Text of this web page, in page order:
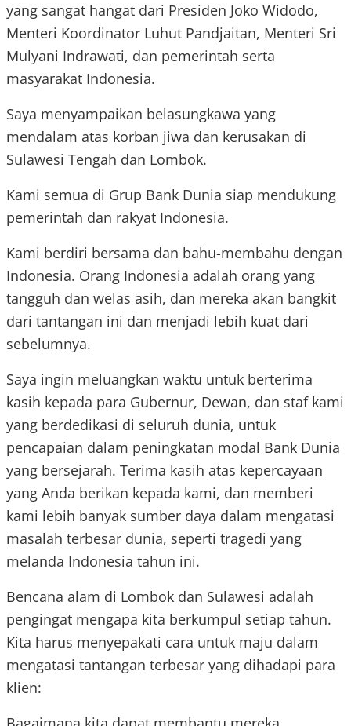
yang sangat hangat dari Presiden Joko Widodo,
Menteri Koordinator Luhut Pandjaitan, Menteri Sri
Mulyani Indrawati, dan pemerintah serta
masyarakat Indonesia.
Saya menyampaikan belasungkawa yang
mendalam atas korban jiwa dan kerusakan di
Sulawesi Tengah dan Lombok.
Kami semua di Grup Bank Dunia siap mendukung
pemerintah dan rakyat Indonesia.
Kami berdiri bersama dan bahu-membahu dengan
Indonesia. Orang Indonesia adalah orang yang
tangguh dan welas asih, dan mereka akan bangkit
dari tantangan ini dan menjadi lebih kuat dari
sebelumnya.
Saya ingin meluangkan waktu untuk berterima
kasih kepada para Gubernur, Dewan, dan staf kami
yang berdedikasi di seluruh dunia, untuk
pencapaian dalam peningkatan modal Bank Dunia
yang bersejarah. Terima kasih atas kepercayaan
yang Anda berikan kepada kami, dan memberi
kami lebih banyak sumber daya dalam mengatasi
masalah terbesar dunia, seperti tragedi yang
melanda Indonesia tahun ini.
Bencana alam di Lombok dan Sulawesi adalah
pengingat mengapa kita berkumpul setiap tahun.
Kita harus menyepakati cara untuk maju dalam
mengatasi tantangan terbesar yang dihadapi para
klien: